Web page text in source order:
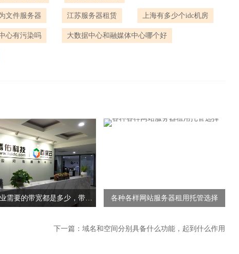
文件服务器 江苏服务器租赁 上海有多少个idc机房
心有污染吗 大数据中心和融媒体中心哪个好
需要的带宽都是多少，带宽 各种各样网站服务器租用托管选择
下一篇： 域名和空间分别具备什么功能，起到什么作用